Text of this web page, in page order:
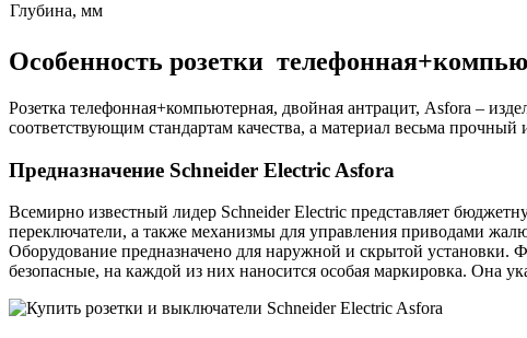
Глубина, мм
Особенность розетки
Розетка телефонная+компьютерная, двойная антрацит, Asfora –
соответствующим стандартам качества, а материал весьма
Предназначение Schneider Electric Asforа
Всемирно известный лидер Schneider Electric представляет
переключатели, а также механизмы для управления приводами
Оборудование предназначено для наружной и скрытой
безопасные, на каждой из них наносится особая маркировка. Она